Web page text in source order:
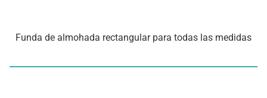
Funda de almohada rectangular para todas las medidas